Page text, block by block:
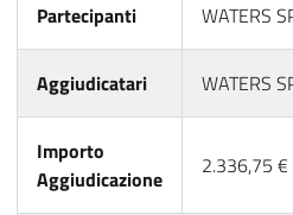
Partecipanti WATERS
Aggiudicatari WATERS
Importo
Aggiudicazione
2.336,75 €